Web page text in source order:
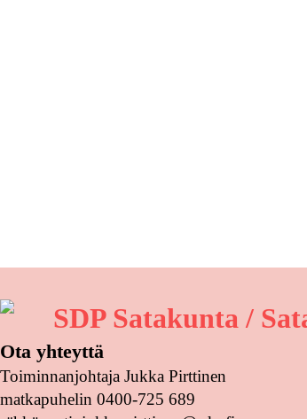
SDP Satakunta /
Ota yhteyttä
Toiminnanjohtaja Jukka Pirttinen
matkapuhelin 0400-725 689